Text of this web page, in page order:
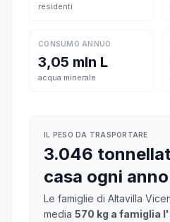
residenti
CONSUMO ANNUO
3,05 mln L
acqua minerale
IL PESO DA TRASPORTARE
3.046
casa ogni anno
Le famiglie di Altavilla
media 570 kg a famiglia